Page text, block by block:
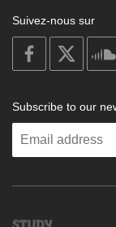
Suivez-nous sur
on
facebook
Subscribe to our
Enter
Study